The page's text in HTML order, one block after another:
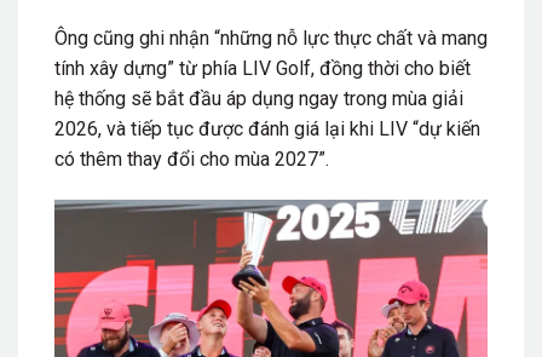
Ông cũng ghi nhận “những nỗ lực thực chất và mang
tính xây dựng” từ phía LIV Golf, đồng thời cho biết
hệ thống sẽ bắt đầu áp dụng ngay trong mùa giải
2026, và tiếp tục được đánh giá lại khi LIV “dự kiến
có thêm thay đổi cho mùa 2027”.